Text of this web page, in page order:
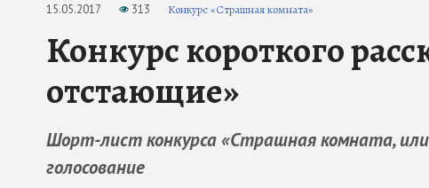
15.05.2017 313 Конкурс «Страшная комната»
Конкурс короткого
отстающие»
Шорт-лист конкурса «Страшная комната,
голосование